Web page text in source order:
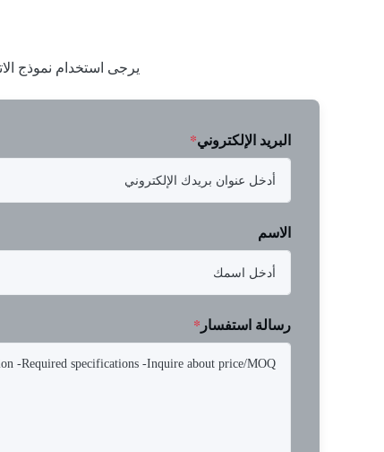
يرجى استخدام نموذج
البريد الإلكتروني*
الاسم
رسالة استفسار *